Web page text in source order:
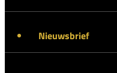
Nieuwsbrief